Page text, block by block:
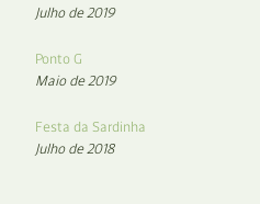
Julho de 2019
Ponto G
Maio de 2019
Festa da Sardinha
Julho de 2018